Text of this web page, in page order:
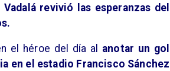
revivió las esperanzas del
el héroe del día al anotar un gol
en el estadio Francisco Sánchez